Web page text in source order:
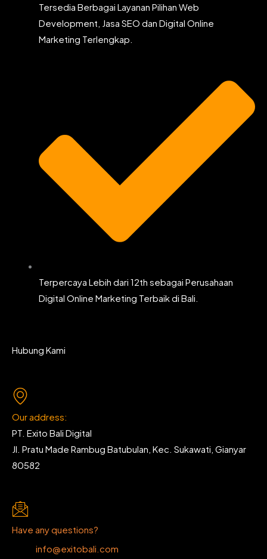
Tersedia Berbagai Layanan Pilihan Web
Development, Jasa SEO dan Digital Online
Marketing Terlengkap.
Terpercaya Lebih dari 12th sebagai Perusahaan
Digital Online Marketing Terbaik di Bali.
Hubung Kami
Our address:
PT. Exito Bali Digital
Jl. Pratu Made Rambug Batubulan, Kec. Sukawati, Gianyar
80582
Have any questions?
info@exitobali.com